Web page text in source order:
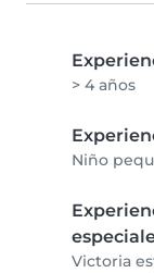
> 4 años
Niño
Victoria